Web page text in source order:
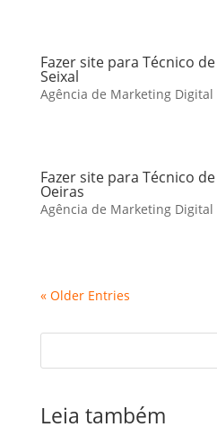
Fazer site para Técnico
Seixal
Agência de Marketing Digital
Fazer site para Técnico
Oeiras
Agência de Marketing Digital
« Older Entries
Leia também